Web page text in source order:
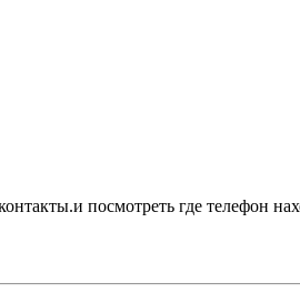
посмотреть где телефон